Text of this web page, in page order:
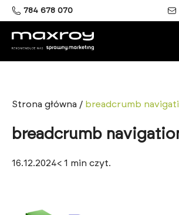
784 678 070
Strona główna / breadcrumb
breadcrumb
16.12.2024< 1 min czyt.